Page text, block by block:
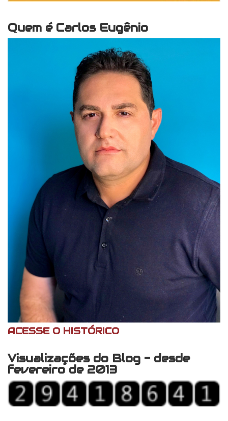
Quem é Carlos Eugênio
ACESSE O HISTÓRICO
Visualizações do Blog - desde
fevereiro de 2013